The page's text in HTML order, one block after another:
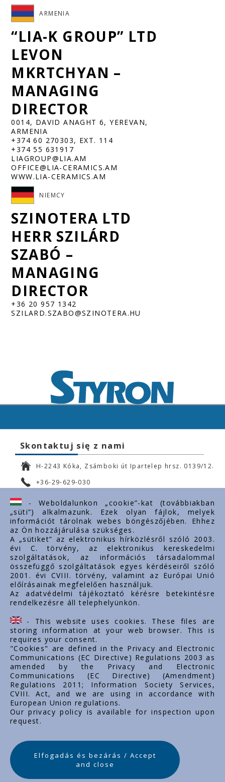
ARMENIA
“LIA-K GROUP” LTD
LEVON
MKRTCHYAN –
MANAGING
DIRECTOR
0014, DAVID ANAGHT 6, YEREVAN,
ARMENIA
+374 60 270303, EXT. 114
+374 55 631917
LIAGROUP@LIA.AM
OFFICE@LIA-CERAMICS.AM
WWW.LIA-CERAMICS.AM
NIEMCY
SZINOTERA LTD
HERR SZILÁRD
SZABÓ –
MANAGING
DIRECTOR
+36 20 957 1342
SZILARD.SZABO@SZINOTERA.HU
Skontaktuj się z nami
H-2243 Kóka, Zsámboki út Ipartelep hrsz. 0139/12.
+36-29-629-030
ertekesites@styron.hu
export@styron.hu
www.styron.hu
Important links
O nas
Dokumenty
Kontakt
Kariera zawodowa
- Weboldalunkon „cookie”-kat (továbbiakban
„süti”) alkalmazunk. Ezek olyan fájlok, melyek
információt tárolnak webes böngészőjében. Ehhez
az Ön hozzájárulása szükséges.
A „sütiket” az elektronikus hírközlésről szóló 2003.
évi C. törvény, az elektronikus kereskedelmi
szolgáltatások, az információs társadalommal
összefüggő szolgáltatások egyes kérdéseiről szóló
2001. évi CVIII. törvény, valamint az Európai Unió
előírásainak megfelelően használjuk.
Az adatvédelmi tájékoztató kérésre betekintésre
rendelkezésre áll telephelyünkön.
- This website uses cookies. These files are
storing information at your web browser. This is
requires your consent.
"Cookies" are defined in the Privacy and Electronic
Communications (EC Directive) Regulations 2003 as
amended by the Privacy and Electronic
Communications (EC Directive) (Amendment)
Regulations 2011; Information Society Services,
CVIII. Act, and we are using in accordance with
European Union regulations.
Our privacy policy is available for inspection upon
request.
Elfogadás és bezárás / Accept
and close